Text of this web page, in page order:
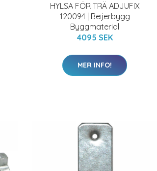
HYLSA FÖR TRÄ ADJUFIX
120094 | Beijerbygg
Byggmaterial
4095 SEK
MER INFO!